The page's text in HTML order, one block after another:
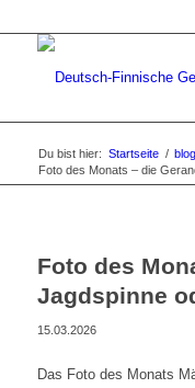
Du bist hier: Startseite / blog
Foto des Monats – die
Foto des
Jagdspinne
15.03.2026
Das Foto des Monats